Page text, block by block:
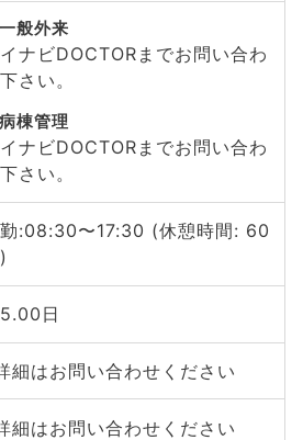
一般外来
ナビDOCTORまでお問い合わ
さい。
病棟管理
ナビDOCTORまでお問い合わ
さい。
:08:30〜17:30 (休憩時間: 60
日
細はお問い合わせください
細はお問い合わせください